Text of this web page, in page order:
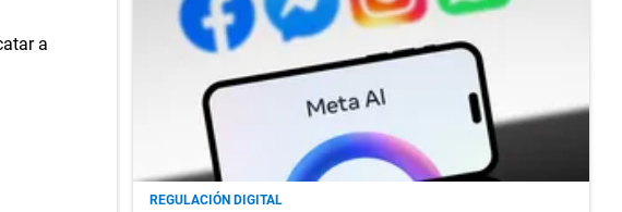
REGULACIÓN DIGITAL